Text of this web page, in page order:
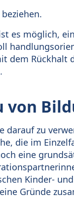
es möglich,
dem Rückhalt
von
darauf zu
die im
eine
Kinder- und
Gründe